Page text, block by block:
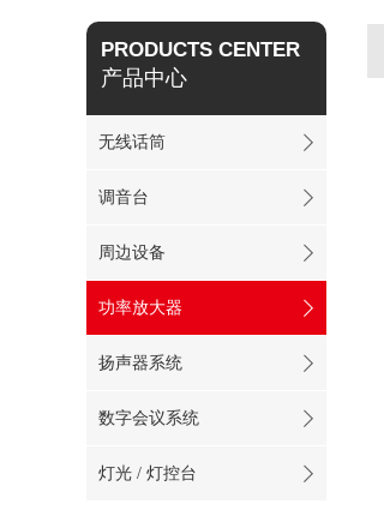
PRODUCTS CENTER
产品中心
无线话筒
调音台
周边设备
功率放大器
扬声器系统
数字会议系统
灯光 / 灯控台